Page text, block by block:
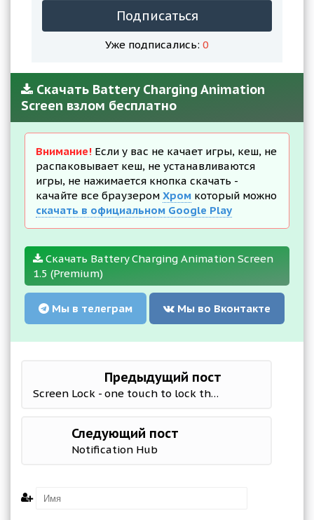
Подписаться
Уже подписались: 0
Скачать Battery Charging Animation
Screen взлом бесплатно
Внимание! Если у вас не качает игры, кеш, не
распаковывает кеш, не устанавливаются
игры, не нажимается кнопка скачать -
качайте все браузером Хром который можно
скачать в официальном Google Play
Скачать Battery Charging Animation Screen
1.5 (Premium)
Мы в телеграм Мы во Вконтакте
Предыдущий пост
Screen Lock - one touch to lock the screen
Следующий пост
Notification Hub